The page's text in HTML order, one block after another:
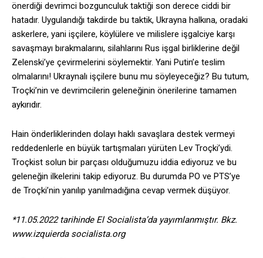
önerdiği devrimci bozgunculuk taktiği son derece ciddi bir
hatadır. Uygulandığı takdirde bu taktik, Ukrayna halkına, oradaki
askerlere, yani işçilere, köylülere ve milislere işgalciye karşı
savaşmayı bırakmalarını, silahlarını Rus işgal birliklerine değil
Zelenski’ye çevirmelerini söylemektir. Yani Putin’e teslim
olmalarını! Ukraynalı işçilere bunu mu söyleyeceğiz? Bu tutum,
Troçki’nin ve devrimcilerin geleneğinin önerilerine tamamen
aykırıdır.
Hain önderliklerinden dolayı haklı savaşlara destek vermeyi
reddedenlerle en büyük tartışmaları yürüten Lev Troçki’ydi.
Troçkist solun bir parçası olduğumuzu iddia ediyoruz ve bu
geleneğin ilkelerini takip ediyoruz. Bu durumda PO ve PTS’ye
de Troçki’nin yanılıp yanılmadığına cevap vermek düşüyor.
*11.05.2022 tarihinde El Socialista’da yayımlanmıştır. Bkz.
www.izquierda socialista.org